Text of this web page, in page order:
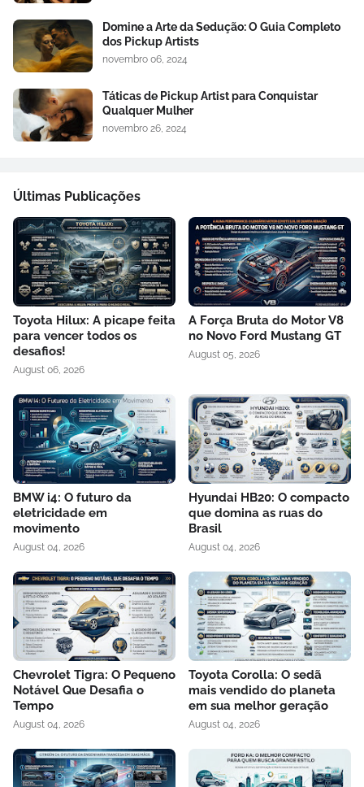
Domine a Arte da Sedução: O Guia Completo
dos Pickup Artists
novembro 06, 2024
Táticas de Pickup Artist para Conquistar
Qualquer Mulher
novembro 26, 2024
Últimas Publicações
Toyota Hilux: A picape feita
para vencer todos os
desafios!
August 06, 2026
A Força Bruta do Motor V8
no Novo Ford Mustang GT
August 05, 2026
BMW i4: O futuro da
eletricidade em
movimento
August 04, 2026
Hyundai HB20: O compacto
que domina as ruas do
Brasil
August 04, 2026
Chevrolet Tigra: O Pequeno
Notável Que Desafia o
Tempo
August 04, 2026
Toyota Corolla: O sedã
mais vendido do planeta
em sua melhor geração
August 04, 2026